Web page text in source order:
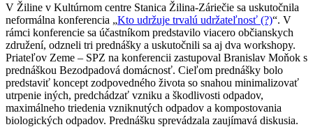
V Žiline v Kultúrnom centre Stanica Žilina-Záriečie sa uskutočnila
neformálna konferencia „Kto udržuje trvalú udržateľnosť (?)“. V
rámci konferencie sa účastníkom predstavilo viacero občianskych
združení, odzneli tri prednášky a uskutočnili sa aj dva workshopy.
Priateľov Zeme – SPZ na konferencii zastupoval Branislav Moňok s
prednáškou Bezodpadová domácnosť. Cieľom prednášky bolo
predstaviť koncept zodpovedného života so snahou minimalizovať
utrpenie iných, predchádzať vzniku a škodlivosti odpadov,
maximálneho triedenia vzniknutých odpadov a kompostovania
biologických odpadov. Prednášku sprevádzala zaujímavá diskusia.